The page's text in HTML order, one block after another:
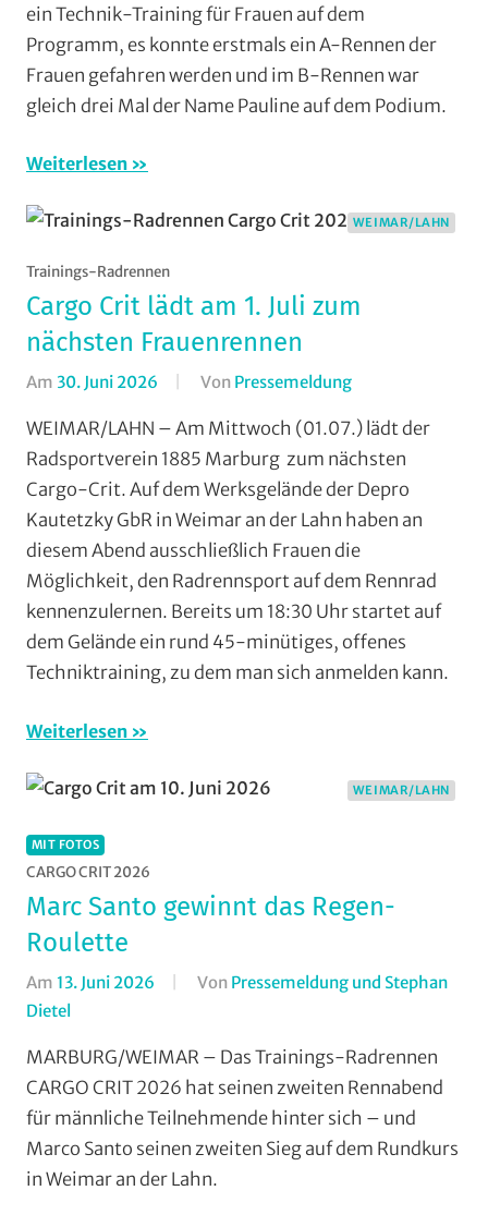
RSV
Marburg,
Rundstrecke ,
Strasse,
Weimar/Lahn
ein Technik-Training für Frauen auf dem
Programm, es konnte erstmals ein A-Rennen der
Frauen gefahren werden und im B-Rennen war
gleich drei Mal der Name Pauline auf dem Podium.
Weiterlesen
WEIMAR/LAHN
Trainings-Radrennen
Cargo Crit lädt am 1. Juli zum
nächsten Frauenrennen
Am 30. Juni 2026 Von Pressemeldung
Jedermann
Orte,
RSV
Marburg,
Rundstrecke
Strasse,
Vereine
Weimar/Lahn
Wohin
/
WEIMAR/LAHN – Am Mittwoch (01.07.) lädt der
Radsportverein 1885 Marburg zum nächsten
Cargo-Crit. Auf dem Werksgelände der Depro
Kautetzky GbR in Weimar an der Lahn haben an
diesem Abend ausschließlich Frauen die
Möglichkeit, den Radrennsport auf dem Rennrad
kennenzulernen. Bereits um 18:30 Uhr startet auf
dem Gelände ein rund 45-minütiges, offenes
Techniktraining, zu dem man sich anmelden kann.
Weiterlesen
WEIMAR/LAHN
MIT FOTOS
CARGO CRIT 2026
Marc Santo gewinnt das Regen-
Roulette
Am 13. Juni 2026 Von Pressemeldung und Stephan
Dietel
Jedermann,
Mit
Fotos,
Multimedia,
Orte,
MARBURG/WEIMAR – Das Trainings-Radrennen
CARGO CRIT 2026 hat seinen zweiten Rennabend
für männliche Teilnehmende hinter sich – und
Marco Santo seinen zweiten Sieg auf dem Rundkurs
in Weimar an der Lahn.